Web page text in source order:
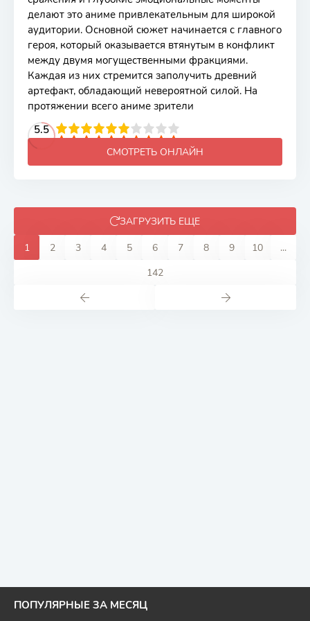
делают это аниме привлекательным для широкой
аудитории. Основной сюжет начинается с главного
героя, который оказывается втянутым в конфликт
между двумя могущественными фракциями.
Каждая из них стремится заполучить древний
артефакт, обладающий невероятной силой. На
протяжении всего аниме зрители
5.5
4 5 6 7 8 9 10
СМОТРЕТЬ ОНЛАЙН
ЗАГРУЗИТЬ ЕЩЕ
1
2 3 4 5 6 7 8 9 10
...
142
ПОПУЛЯРНЫЕ ЗА МЕСЯЦ